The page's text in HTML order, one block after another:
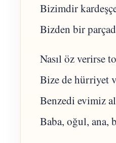
Bizimdir
Bizden bir
Nasıl öz verirse
Bize de hürriyet
Benzedi evimiz
Baba, oğul, ana,